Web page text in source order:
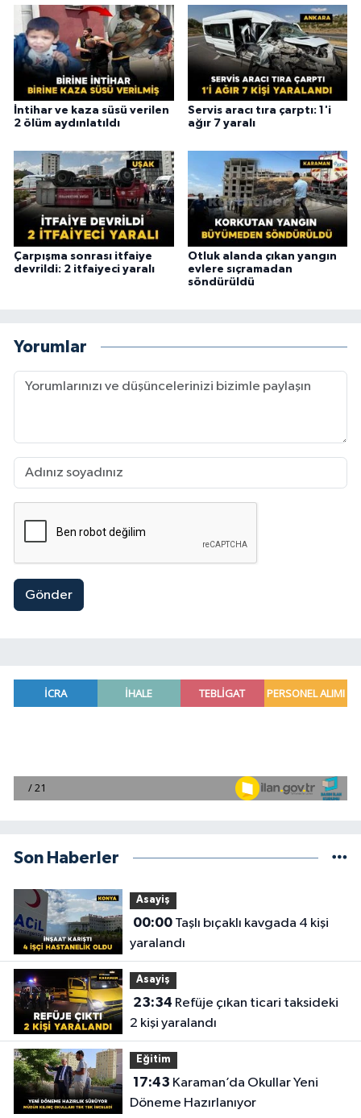
İntihar ve kaza süsü verilen
2 ölüm aydınlatıldı
Servis aracı tıra çarptı: 1'i
ağır 7 yaralı
Çarpışma sonrası itfaiye
devrildi: 2 itfaiyeci yaralı
Otluk alanda çıkan yangın
evlere sıçramadan
söndürüldü
Yorumlar
Gönder
Son Haberler
Asayiş
00:00Taşlı bıçaklı kavgada 4 kişi
yaralandı
Asayiş
23:34
2 kişi yaralandı
Eğitim
17:43
Döneme Hazırlanıyor